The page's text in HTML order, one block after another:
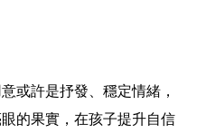
或許是抒發、穩定情緒，
的果實，在孩子提升自信